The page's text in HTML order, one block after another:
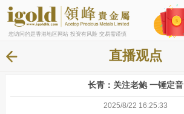
您访问的是香港地区网站 投资有风险 交易需谨慎
直播观点
长青：关注老鲍 一锤定音
2025/8/22 16:25:33